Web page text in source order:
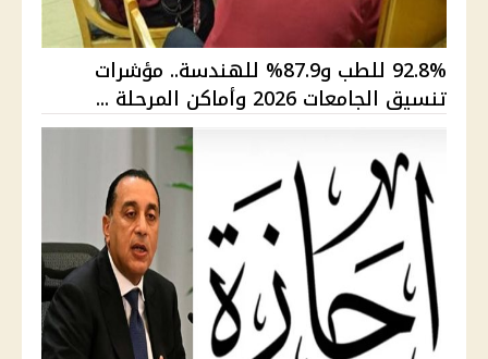
92.8% للطب و87.9% للهندسة.. مؤشرات
تنسيق الجامعات 2026 وأماكن المرحلة ...